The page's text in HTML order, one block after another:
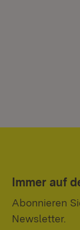
Immer auf
Abonnieren
Newsletter.